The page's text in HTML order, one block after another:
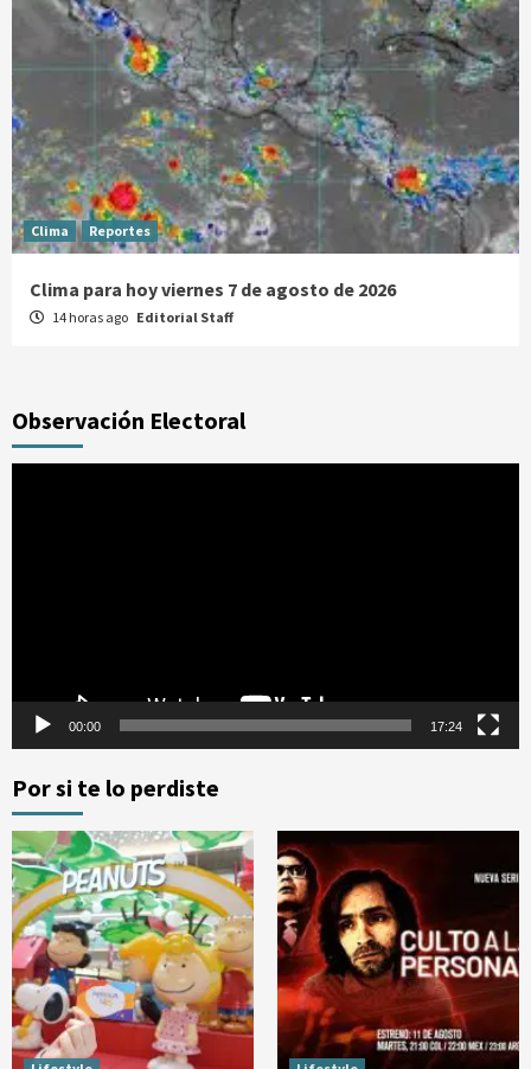
Clima Reportes
Clima para hoy viernes 7 de agosto de 2026
14 horas ago Editorial Staff
Observación Electoral
00:00 17:24
Por si te lo perdiste